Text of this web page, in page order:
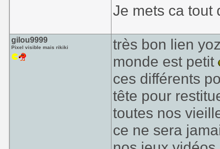
Je mets ca tout
gilou9999
Pixel visible mais rikiki
très bon lien
monde est petit
ces différents
tête pour
toutes nos
ce ne sera